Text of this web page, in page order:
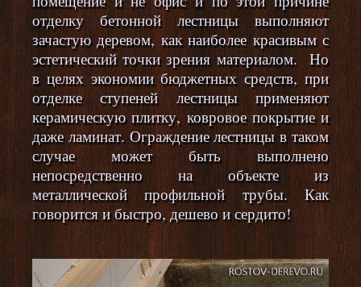
отделку бетонной лестницы выполняют
зачастую деревом, как наиболее красивым с
эстетический точки зрения материалом. Но
в целях экономии бюджетных средств, при
отделке ступеней лестницы применяют
керамическую плитку, ковровое покрытие и
даже ламинат. Ограждение лестницы в таком
случае может быть выполнено
непосредственно на объекте из
металлической профильной трубы. Как
говорится и быстро, дешево и сердито!